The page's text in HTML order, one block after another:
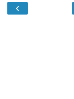
‹